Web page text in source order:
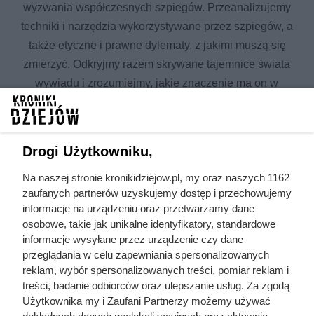
wyzwania współczesnych szpiegów. Przeanalizujemy
techniki i narzędzia wykorzystywane przez szpiegów, a
także etyczne i prawne dylematy, z jakimi muszą się
zmierzyć. Odkryjmy razem skrywane tajemnice świata
wywiadu i zrozumiejmy, jakie znaczenie ma on w
szpiegostwo
bolszewicy Związek Radziecki
zabójstwa polityczne
historyczne
kontrowersje
zimna wojna
ZSRR
III Rzesza
historia świata
historia gospodarcza
Drogi Użytkowniku,
Na naszej stronie kronikidziejow.pl, my oraz naszych 1162
zaufanych partnerów uzyskujemy dostęp i przechowujemy
informacje na urządzeniu oraz przetwarzamy dane
osobowe, takie jak unikalne identyfikatory, standardowe
informacje wysyłane przez urządzenie czy dane
przeglądania w celu zapewniania spersonalizowanych
reklam, wybór spersonalizowanych treści, pomiar reklam i
treści, badanie odbiorców oraz ulepszanie usług. Za zgodą
Użytkownika my i Zaufani Partnerzy możemy używać